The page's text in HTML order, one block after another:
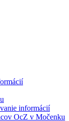
informácií
OcZ v Močenku